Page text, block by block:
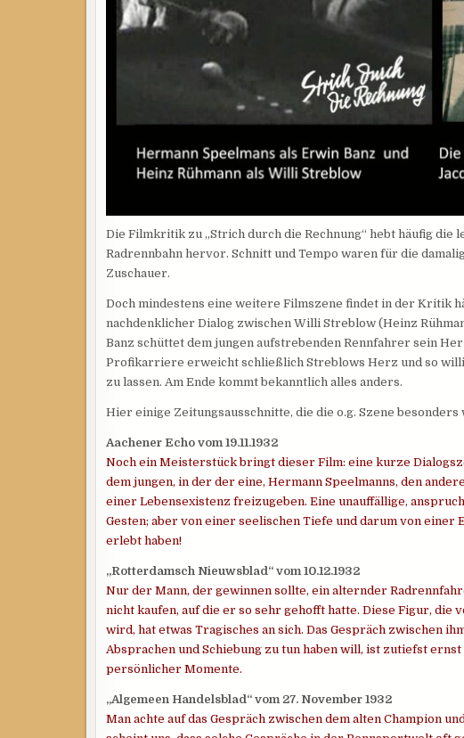
Die Filmkritik zu „Strich durch die Rechnung“ hebt häufig
Radrennbahn hervor. Schnitt und Tempo waren für die
Zuschauer.
Doch mindestens eine weitere Filmszene findet in der Kritik
nachdenklicher Dialog zwischen Willi Streblow (Heinz
Banz schüttet dem jungen aufstrebenden Rennfahrer sein
Profikarriere erweicht schließlich Streblows Herz und so
zu lassen. Am Ende kommt bekanntlich alles anders.
Hier einige Zeitungsausschnitte, die die o.g. Szene besonders
Aachener Echo vom 19.11.1932
Noch ein Meisterstück bringt dieser Film: eine kurze
dem jungen, in der der eine, Hermann Speelmanns, den
einer Lebensexistenz freizugeben. Eine unauffällige,
Gesten; aber von einer seelischen Tiefe und darum von
erlebt haben!
„Rotterdamsch Nieuwsblad“ vom 10.12.1932
Nur der Mann, der gewinnen sollte, ein alternder
nicht kaufen, auf die er so sehr gehofft hatte. Diese Figur,
wird, hat etwas Tragisches an sich. Das Gespräch zwischen
Absprachen und Schiebung zu tun haben will, ist zutiefst
persönlicher Momente.
„Algemeen Handelsblad“ vom 27. November 1932
Man achte auf das Gespräch zwischen dem alten Champion